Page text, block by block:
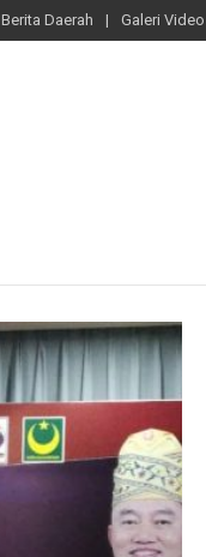
Berita Daerah Galeri Video